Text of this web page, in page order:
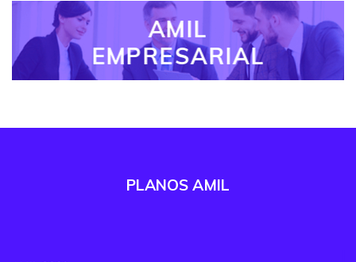
AMIL
EMPRESARIAL
PLANOS AMIL